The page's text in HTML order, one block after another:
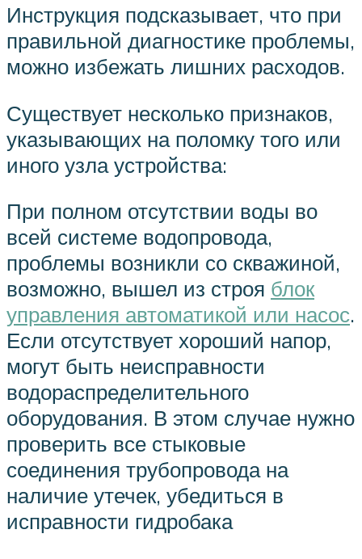
Инструкция подсказывает, что при
правильной диагностике проблемы,
можно избежать лишних расходов.
Существует несколько признаков,
указывающих на поломку того или
иного узла устройства:
При полном отсутствии воды во
всей системе водопровода,
проблемы возникли со скважиной,
возможно, вышел из строя блок
управления автоматикой или насос.
Если отсутствует хороший напор,
могут быть неисправности
водораспределительного
оборудования. В этом случае нужно
проверить все стыковые
соединения трубопровода на
наличие утечек, убедиться в
исправности гидробака